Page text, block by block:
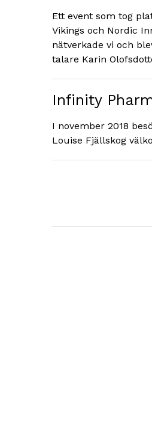
Ett event som tog
Vikings och Nordic
nätverkade vi och
talare Karin
Infinity
I november 2018
Louise Fjällskog